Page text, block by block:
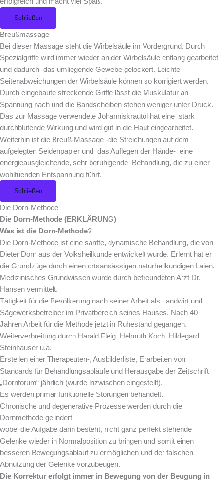
Schließen
Breußmassage
Bei dieser Massage steht die Wirbelsäule im Vordergrund. Durch
Spezialgriffe wird immer wieder an der Wirbelsäule entlang gearbeitet
und dadurch das umliegende Gewebe gelockert. Leichte
Seitenabweichungen der Wirbelsäule können so korrigiert werden.
Durch eingebaute streckende Griffe lässt die Muskulatur an
Spannung nach und die Bandscheiben stehen weniger unter Druck.
Das zur Massage verwendete Johanniskrautöl hat eine stark
durchblutende Wirkung und wird gut in die Haut eingearbeitet.
Weiterhin ist die Breuß-Massage -die Streichungen auf dem
aufgelegten Seidenpapier und das Auflegen der Hände- eine
energieausgleichende, sehr beruhigende Behandlung, die zu einer
wohltuenden Entspannung führt.
Schließen
Die Dorn-Methode
Die Dorn-Methode (ERKLÄRUNG)
Was ist die Dorn-Methode?
Die Dorn-Methode ist eine sanfte, dynamische Behandlung, die von
Dieter Dorn aus der Volksheilkunde entwickelt wurde. Erlernt hat er
die Grundzüge durch einen ortsansässigen naturheilkundigen Laien.
Medizinisches Grundwissen wurde durch befreundeten Arzt Dr.
Hansen vermittelt.
Tätigkeit für die Bevölkerung nach seiner Arbeit als Landwirt und
Sägewerksbetreiber im Privatbereich seines Hauses. Nach 40
Jahren Arbeit für die Methode jetzt in Ruhestand gegangen.
Weiterverbreitung durch Harald Fleig, Helmuth Koch, Hildegard
Steinhauser u.a.
Erstellen einer Therapeuten-, Ausbilderliste, Erarbeiten von
Standards für Behandlungsabläufe und Herausgabe der Zeitschrift
„Dornforum“ jährlich (wurde inzwischen eingestellt).
Es werden primär funktionelle Störungen behandelt.
Chronische und degenerative Prozesse werden durch die
Dornmethode gelindert,
wobei die Aufgabe darin besteht, nicht ganz perfekt stehende
Gelenke wieder in Normalposition zu bringen und somit einen
besseren Bewegungsablauf zu ermöglichen und der falschen
Abnutzung der Gelenke vorzubeugen.
Die Korrektur erfolgt immer in Bewegung von der Beugung in